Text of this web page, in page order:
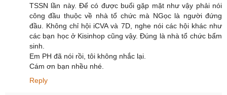
TSSN lần này. Để có được buổi gặp mặt như vậy phải nói
công đầu thuộc về nhà tổ chức mà NGọc là người đứng
đầu. Không chỉ hội iCVA và 7D, nghe nói các hội khác như
các bạn học ở Kisinhop cũng vậy. Đúng là nhà tổ chức bẩm
sinh.
Em PH đã nói rồi, tôi không nhắc lại.
Cám ơn bạn nhều nhé.
Reply